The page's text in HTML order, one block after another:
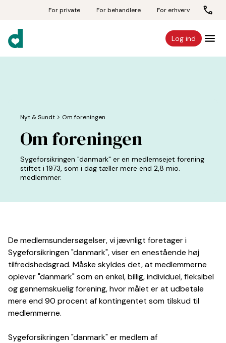
For private For behandlere For erhverv
Log ind
Nyt & Sundt chevron_forward Om foreningen
Om foreningen
Sygeforsikringen "danmark" er en medlemsejet forening
stiftet i 1973, som i dag tæller mere end 2,8 mio.
medlemmer.
De medlemsundersøgelser, vi jævnligt foretager i
Sygeforsikringen "danmark", viser en enestående høj
tilfredshedsgrad. Måske skyldes det, at medlemmerne
oplever "danmark" som en enkel, billig, individuel, fleksibel
og gennemskuelig forening, hvor målet er at udbetale
mere end 90 procent af kontingentet som tilskud til
medlemmerne.
Sygeforsikringen "danmark" er medlem af